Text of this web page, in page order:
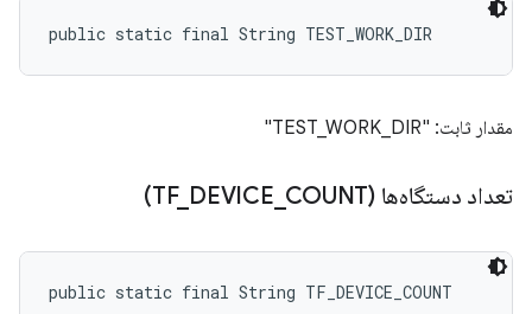
public static final String TEST_WORK_DIR
مقدار ثابت: "TEST_WORK_DIR"
تعداد دستگاه‌ها (TF _ DEVICE COUNT)
public static final String TF_DEVICE_COUNT